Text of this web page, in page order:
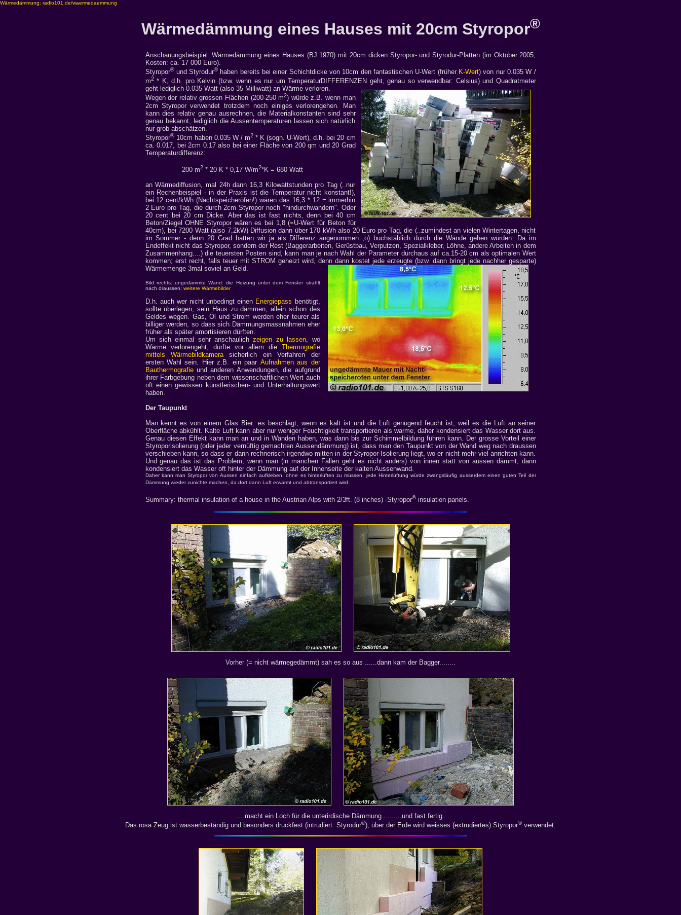
Wärmedämmung: radio101.de/waermedaemmung
Wärmedämmung eines Hauses mit 20cm Styropor®
Anschauungsbeispiel: Wärmedämmung eines Hauses (BJ 1970) mit 20cm dicken Styropor- und Styrodur-Platten (im Oktober 2005;
Kosten: ca. 17 000 Euro).
Styropor®und Styrodur® haben bereits bei einer Schichtdicke von 10cm den fantastischen U-Wert (früher K-Wert) von nur 0.035 W /
m2* K, d.h. pro Kelvin (bzw. wenn es nur um TemperaturDIFFERENZEN geht, genau so verwendbar: Celsius) und Quadratmeter
geht lediglich 0.035 Watt (also 35 Milliwatt) an Wärme verloren.
Wegen der relativ grossen Flächen (200-250 m2) würde z.B. wenn man
2cm Styropor verwendet trotzdem noch einiges verlorengehen. Man
kann dies relativ genau ausrechnen, die Materialkonstanten sind sehr
genau bekannt, lediglich die Aussentemperaturen lassen sich natürlich
nur grob abschätzen.
Styropor®10cm haben 0.035 W / m2* K (sogn. U-Wert), d.h. bei 20 cm
ca. 0.017, bei 2cm 0.17 also bei einer Fläche von 200 qm und 20 Grad
Temperaturdifferenz:
200 m2* 20 K * 0,17 W/m2*K = 680 Watt
an Wärmediffusion, mal 24h dann 16,3 Kilowattstunden pro Tag (..nur
ein Rechenbeispiel - in der Praxis ist die Temperatur nicht konstant!),
bei 12 cent/kWh (Nachtspeicheröfen!) wären das 16,3 * 12 = immerhin
2 Euro pro Tag, die durch 2cm Styropor noch "hindurchwandern". Oder
20 cent bei 20 cm Dicke. Aber das ist fast nichts, denn bei 40 cm
Beton/Ziegel OHNE Styropor wären es bei 1,8 (=U-Wert für Beton für
40cm), bei 7200 Watt (also 7,2kW) Diffusion dann über 170 kWh also 20 Euro pro Tag, die (..zumindest an vielen Wintertagen, nicht
im Sommer - denn 20 Grad hatten wir ja als Differenz angenommen ;o) buchstäblich durch die Wände gehen würden. Da im
Endeffekt nicht das Styropor, sondern der Rest (Baggerarbeiten, Gerüstbau, Verputzen, Spezialkleber, Löhne, andere Arbeiten in dem
Zusammenhang....) die teuersten Posten sind, kann man je nach Wahl der Parameter durchaus auf ca.15-20 cm als optimalen Wert
kommen; erst recht, falls teuer mit STROM geheizt wird, denn dann kostet jede erzeugte (bzw. dann bringt jede nachher gesparte)
Wärmemenge 3mal soviel an Geld.
Bild rechts: ungedämmte Wand: die Heizung unter dem Fenster strahlt
nach draussen; weitere Wärmebilder
D.h. auch wer nicht unbedingt einen Energiepass benötigt,
sollte überlegen, sein Haus zu dämmen, allein schon des
Geldes wegen. Gas, Öl und Strom werden eher teurer als
billiger werden, so dass sich Dämmungsmassnahmen eher
früher als später amortisieren dürften.
Um sich einmal sehr anschaulichzeigen zu lassen, wo
Wärme verlorengeht, dürfte vor allem die Thermografie
mittels Wärmebildkamerasicherlich ein Verfahren der
ersten Wahl sein. Hier z.B. ein paar Aufnahmen aus der
Bauthermografieund anderen Anwendungen, die aufgrund
ihrer Farbgebung neben dem wissenschaftlichen Wert auch
oft einen gewissen künstlerischen- und Unterhaltungswert
haben.
Der Taupunkt
Man kennt es von einem Glas Bier: es beschlägt, wenn es kalt ist und die Luft genügend feucht ist, weil es die Luft an seiner
Oberfläche abkühlt. Kalte Luft kann aber nur weniger Feuchtigkeit transportieren als warme, daher kondensiert das Wasser dort aus.
Genau diesen Effekt kann man an und in Wänden haben, was dann bis zur Schimmelbildung führen kann. Der grosse Vorteil einer
Styroporisolierung (oder jeder vernüftig gemachten Aussendämmung) ist, dass man den Taupunkt von der Wand weg nach draussen
verschieben kann, so dass er dann rechnerisch irgendwo mitten in der Styropor-Isolierung liegt, wo er nicht mehr viel anrichten kann.
Und genau das ist das Problem, wenn man (in manchen Fällen geht es nicht anders) von innen statt von aussen dämmt, dann
kondensiert das Wasser oft hinter der Dämmung auf der Innenseite der kalten Aussenwand.
Daher kann man Styropor von Aussen einfach aufkleben, ohne es hinterlüften zu müssen; jede Hinterlüftung würde zwangsläufig ausserdem einen guten Teil der
Dämmung wieder zunichte machen, da dort dann Luft erwärmt und abtransportiert wird.
Summary: thermal insulation of a house in the Austrian Alps with 2/3ft. (8 inches) -Styropor®insulation panels.
Vorher (= nicht wärmegedämmt) sah es so aus ......dann kam der Bagger........
....macht ein Loch für die unterirdische Dämmung..........und fast fertig.
Das rosa Zeug ist wasserbeständig und besonders druckfest (intrudiert: Styrodur®); über der Erde wird weisses (extrudiertes) Styropor® verwendet.